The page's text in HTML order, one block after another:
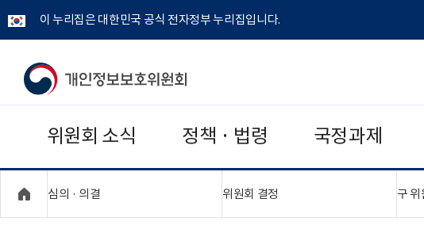
이 누리집은 대한민국 공식 전자정부 누리집입니다.
개
보
보
위원회 소식 정책 · 법령 국정과제
심의 · 의결 위원회 결정 구 위